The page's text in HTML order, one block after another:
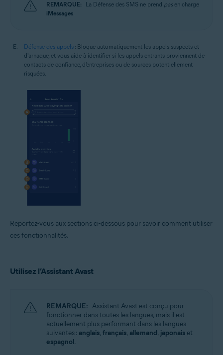
REMARQUE: La Défense des SMS ne prend pasen charge
iMessages.
Défense des appels : Bloque automatiquement les appels suspects et
d'arnaque, et vous aide à identifier si les appels entrants proviennent de
contacts de confiance, d'entreprises ou de sources potentiellement
risquées.
Reportez-vous aux sections ci-dessous pour savoir comment utiliser
ces fonctionnalités.
Utilisez l’Assistant Avast
REMARQUE: Assistant Avast est conçu pour
fonctionner dans toutes les langues, mais il est
actuellement plus performant dans les langues
suivantes : anglais, français, allemand, japonais et
espagnol.